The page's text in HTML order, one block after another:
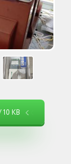
КВ